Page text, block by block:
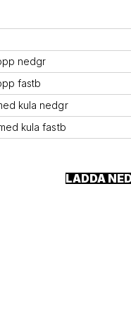
nedgr
fastb
kula nedgr
kula fastb
LADDA